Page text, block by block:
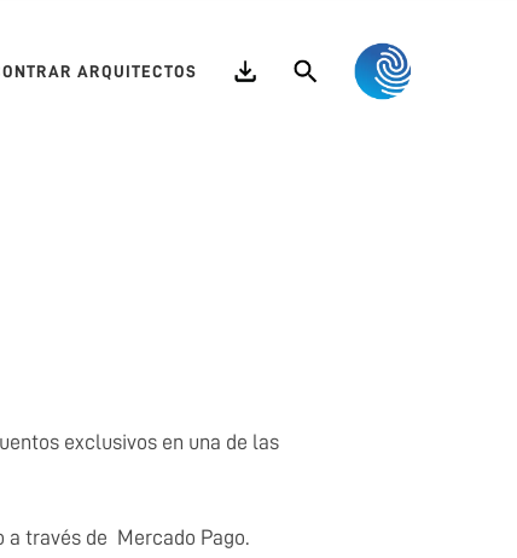
ARQUITECTOS Search
exclusivos en una de las
través de Mercado Pago.